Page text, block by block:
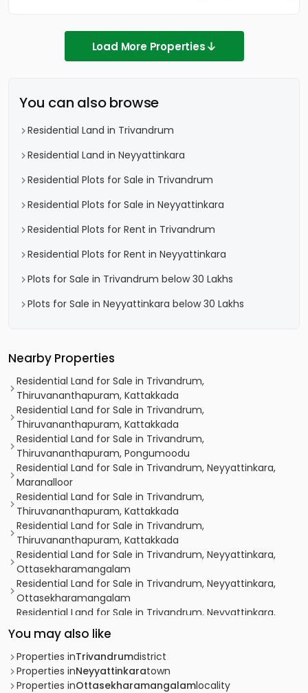
Load More Properties
You can also browse
Residential Land in Trivandrum
Residential Land in Neyyattinkara
Residential Plots for Sale in Trivandrum
Residential Plots for Sale in Neyyattinkara
Residential Plots for Rent in Trivandrum
Residential Plots for Rent in Neyyattinkara
Plots for Sale in Trivandrum below 30 Lakhs
Plots for Sale in Neyyattinkara below 30 Lakhs
Nearby Properties
Residential Land for Sale in Trivandrum,
Thiruvananthapuram, Kattakkada
Residential Land for Sale in Trivandrum,
Thiruvananthapuram, Kattakkada
Residential Land for Sale in Trivandrum,
Thiruvananthapuram, Pongumoodu
Residential Land for Sale in Trivandrum, Neyyattinkara,
Maranalloor
Residential Land for Sale in Trivandrum,
Thiruvananthapuram, Kattakkada
Residential Land for Sale in Trivandrum,
Thiruvananthapuram, Kattakkada
Residential Land for Sale in Trivandrum, Neyyattinkara,
Ottasekharamangalam
Residential Land for Sale in Trivandrum, Neyyattinkara,
Ottasekharamangalam
Residential Land for Sale in Trivandrum, Neyyattinkara,
Mandapathinkadavu
Residential Land for Sale in Trivandrum, Venjaramoodu,
Chemboor
Residential Land for Sale in Trivandrum, Venjaramoodu,
Chemboor
You may also like
Properties inTrivandrumdistrict
Properties inNeyyattinkaratown
Properties inOttasekharamangalamlocality